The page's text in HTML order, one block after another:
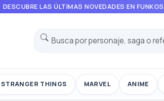
DESCUBRE LAS ÚLTIMAS NOVEDADES EN
STRANGER THINGS MARVEL ANIME